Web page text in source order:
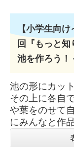
【小学生向
回『もっと
池を作ろう！
池の形にカッ
その上に各自
や葉をのせて
にみんなと作